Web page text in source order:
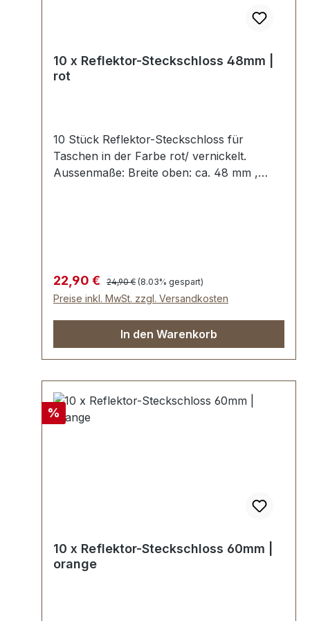
10 x Reflektor-Steckschloss 48mm |
rot
10 Stück Reflektor-Steckschloss für
Taschen in der Farbe rot/ vernickelt.
Aussenmaße: Breite oben: ca. 48 mm ,
der beiliegenden Unterlegscheibe einfach
befestigt. Lieferumfang: 10 Stück Reflektor-
Steckschloss, bestehend aus Oberteil und
Unterteil 10 Stück Klammer (zur
Befestigung des Oberteils) 10 Stück
Unterlegscheibe (zur Befestigung des
Verkaufspreis:
22,90 € Regulärer Preis:
24,90 € (8.03% gespart)
Preise inkl. MwSt. zzgl. Versandkosten
In den Warenkorb
Rabatt
%
10 x Reflektor-Steckschloss 60mm |
orange